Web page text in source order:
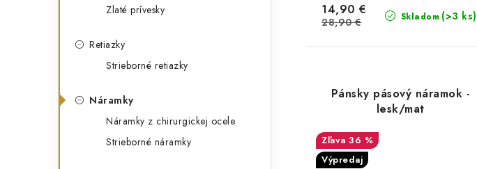
Zlaté prívesky
Retiazky
Strieborné retiazky
Náramky
Náramky z chirurgickej ocele
Strieborné náramky
Skladom (>3 ks)
14,90 €
28,90 €
Pánsky pásový náramok -
lesk/mat
36 %
Výpredaj